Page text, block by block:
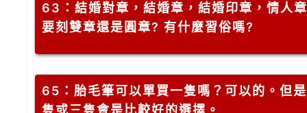
63 ：結婚對章，結婚章，結婚印章，情人
要刻雙章還是圓章? 有什麼習俗嗎?
65 ：胎毛筆可以單買一隻嗎？可以的。但
隻或三隻會是比較好的選擇。